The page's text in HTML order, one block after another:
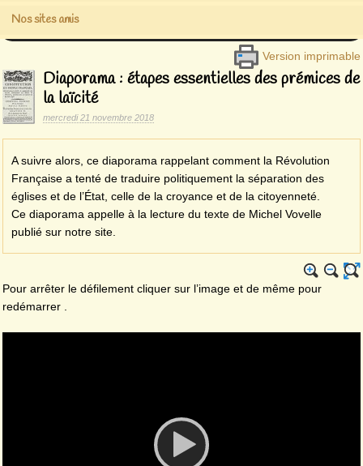
Nos sites amis
Version imprimable
Diaporama : étapes essentielles des prémices de
la laïcité
mercredi 21 novembre 2018
A suivre alors, ce diaporama rappelant comment la Révolution
Française a tenté de traduire politiquement la séparation des
églises et de l’État, celle de la croyance et de la citoyenneté.
Ce diaporama appelle à la lecture du texte de Michel Vovelle
publié sur notre site.
Pour arrêter le défilement cliquer sur l’image et de même pour
redémarrer .